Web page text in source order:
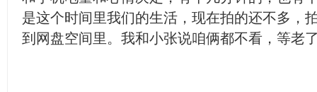
是这个时间里我们的生活，现在拍的还不多，
到网盘空间里。我和小张说咱俩都不看，等老